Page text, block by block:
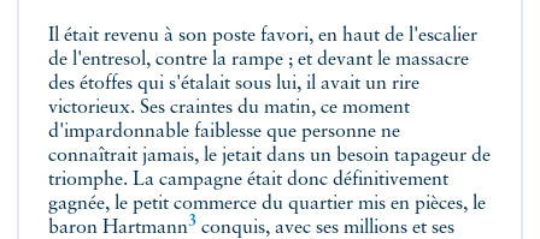
Il était revenu à son poste favori, en haut de l'escalier
de l'entresol, contre la rampe ; et devant le massacre
des étoffes qui s'étalait sous lui, il avait un rire
victorieux. Ses craintes du matin, ce moment
d'impardonnable faiblesse que personne ne
connaîtrait jamais, le jetait dans un besoin tapageur de
triomphe. La campagne était donc définitivement
gagnée, le petit commerce du quartier mis en pièces, le
baron Hartmann3 conquis, avec ses millions et ses